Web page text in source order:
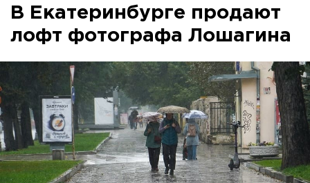
В Екатеринбурге продают
лофт фотографа Лошагина